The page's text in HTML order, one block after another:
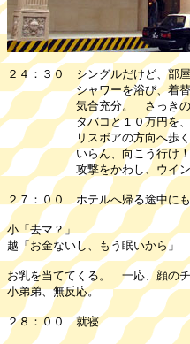
２４：３０ シングルだけど、部屋
シャワーを浴び、着替えて、
気合充分。 さっきの雨
タバコと１０万円を、ポケ
リスボアの方向へ歩くが、
いらん、向こう行け！
攻撃をかわし、ウインまで歩
２７：００ ホテルへ帰る途中に
小「去マ？」
越「お金ないし、もう眠いから」
お乳を当ててくる。 一応、顔の
小弟弟、無反応。
２８：００ 就寝